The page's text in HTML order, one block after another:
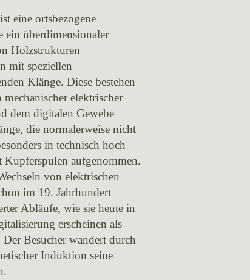
ist eine ortsbezogene
überdimensionaler
Holzstrukturen
mit speziellen
Klänge. Diese bestehen
elektrischer
dem digitalen Gewebe
die normalerweise nicht
in technisch hoch
aufgenommen.
von elektrischen
im 19. Jahrhundert
Abläufe, wie sie heute in
erscheinen als
Besucher wandert durch
Induktion seine